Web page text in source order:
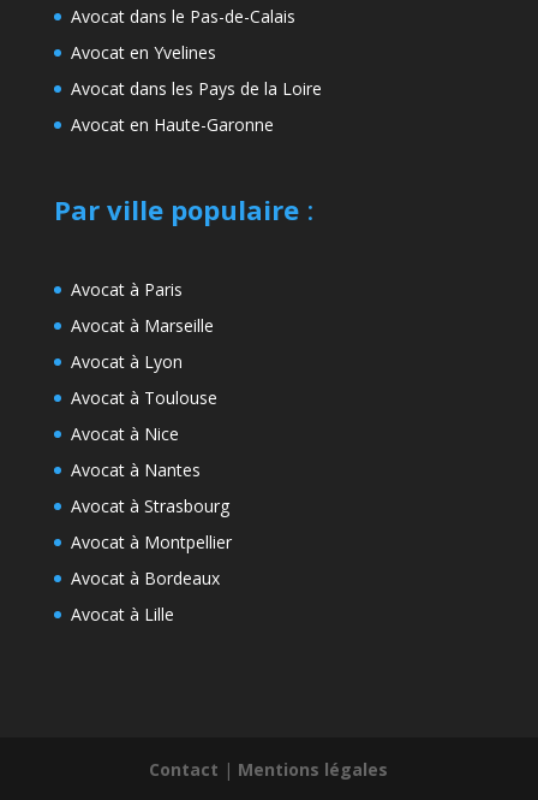
Avocat dans le Pas-de-Calais
Avocat en Yvelines
Avocat dans les Pays de la Loire
Avocat en Haute-Garonne
Par ville populaire:
Avocat à Paris
Avocat à Marseille
Avocat à Lyon
Avocat à Toulouse
Avocat à Nice
Avocat à Nantes
Avocat à Strasbourg
Avocat à Montpellier
Avocat à Bordeaux
Avocat à Lille
Contact | Mentions légales